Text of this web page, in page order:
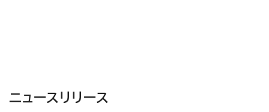
ニュースリリース